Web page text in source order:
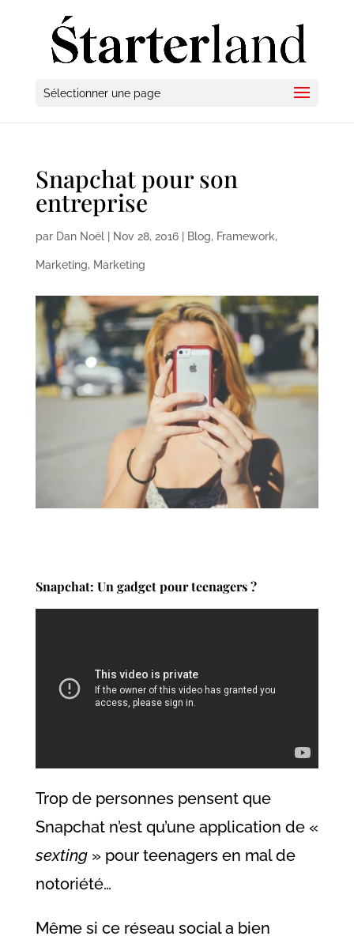
Sélectionner une page
Snapchat pour son
entreprise
par Dan Noël| Nov 28, 2016| Blog, Framework,
Marketing, Marketing
Snapchat: Un gadget pour teenagers ?
Trop de personnes pensent que
Snapchat n’est qu’une application de «
sexting » pour teenagers en mal de
notoriété…
Même si ce réseau social a bien